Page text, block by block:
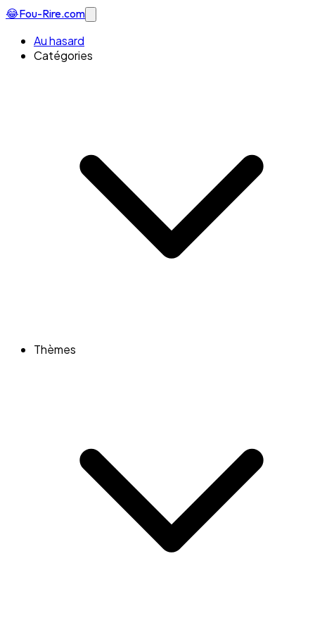
😂Fou-Rire.com
Au hasard
Catégories
Thèmes